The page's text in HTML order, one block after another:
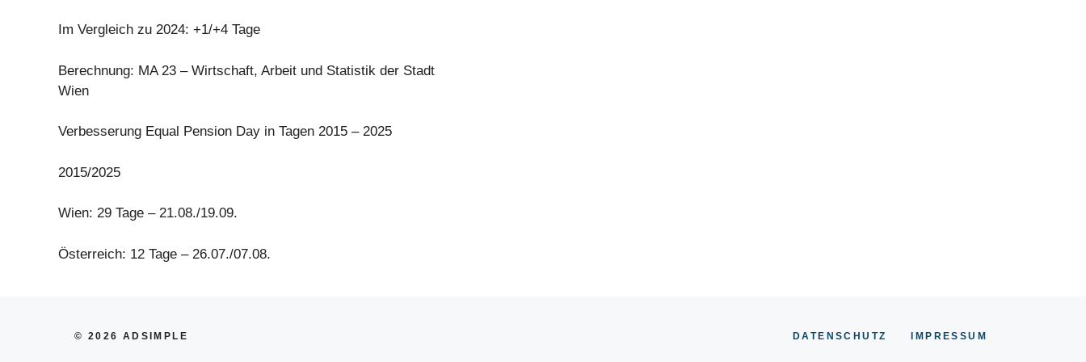
Im Vergleich zu 2024: +1/+4 Tage
Berechnung: MA 23 – Wirtschaft, Arbeit und Statistik der Stadt
Wien
Verbesserung Equal Pension Day in Tagen 2015 – 2025
2015/2025
Wien: 29 Tage – 21.08./19.09.
Österreich: 12 Tage – 26.07./07.08.
© 2026 ADSIMPLE DATENSCHUTZ IMPRESSUM